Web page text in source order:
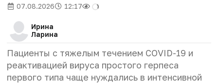
07.08.2026 12:17
Ирина
Ларина
Пациенты с тяжелым течением COVID-19 и
реактивацией вируса простого герпеса
первого типа чаще нуждались в интенсивной